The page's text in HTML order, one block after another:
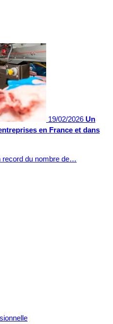
19/02/2026 Un
en France et dans
record du nombre de…